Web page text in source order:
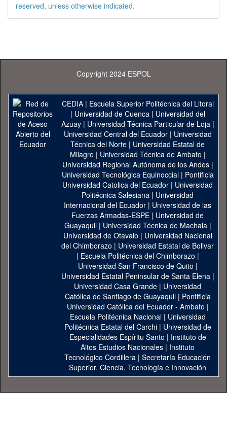
reserved, unless otherwise indicated.
Copyright 2024 ESPOL
CEDIA| Escuela Superior Politécnica del Litoral
| Universidad de Cuenca| Universidad del
Azuay| Universidad Técnica Particular de Loja|
Universidad Central del Ecuador| Universidad
Técnica del Norte | Universidad Estatal de
Milagro | Universidad Técnica de Ambato |
Universidad Regional Autónoma de los Andes|
Universidad Tecnológica Equinoccial| Pontificia
Universidad Catolica del Ecuador | Universidad
Politécnica Salesiana | Universidad
Internacional del Ecuador | Universidad de las
Fuerzas Armadas-ESPE | Universidad de
Guayaquil| Universidad Técnica de Machala|
Universidad de Otavalo | Universidad Nacional
del Chimborazo | Universidad Estatal de Bolivar
| Escuela Politécnica del Chimborazo |
Universidad San Francisco de Quito |
Universidad Estatal Peninsular de Santa Elena|
Universidad Casa Grande | Universidad
Católica de Santiago de Guayaquil| Pontificia
Universidad Católica del Ecuador - Ambato |
Escuela Politécnica Nacional| Universidad
Politécnica Estatal del Carchi| Universidad de
Especialidades Espíritu Santo | Instituto de
Altos Estudios Nacionales | Instituto
Tecnológico Cordillera | Secretaría Educación
Superior, Ciencia, Tecnología e Innovación